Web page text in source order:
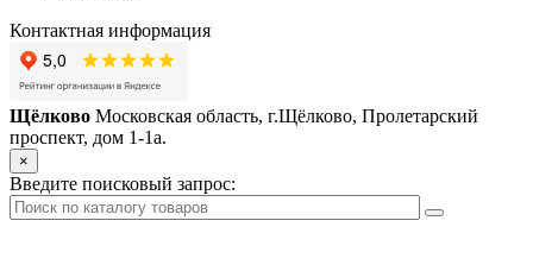
Контактная информация
Щёлково Московская область, г.Щёлково, Пролетарский
проспект, дом 1‑1а.
×
Введите поисковый запрос: